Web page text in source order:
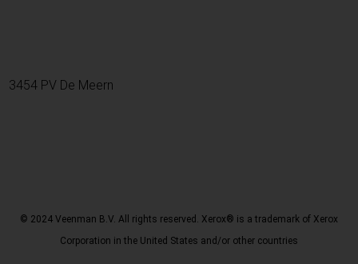
3454 PV De Meern
© 2024 Veenman B.V. All rights reserved. Xerox® is a trademark of Xerox
Corporation in the United States and/or other countries